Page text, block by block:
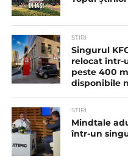
STIRI
Singurul
relocat într-
peste 400
disponibile
STIRI
Mindtale
într-un